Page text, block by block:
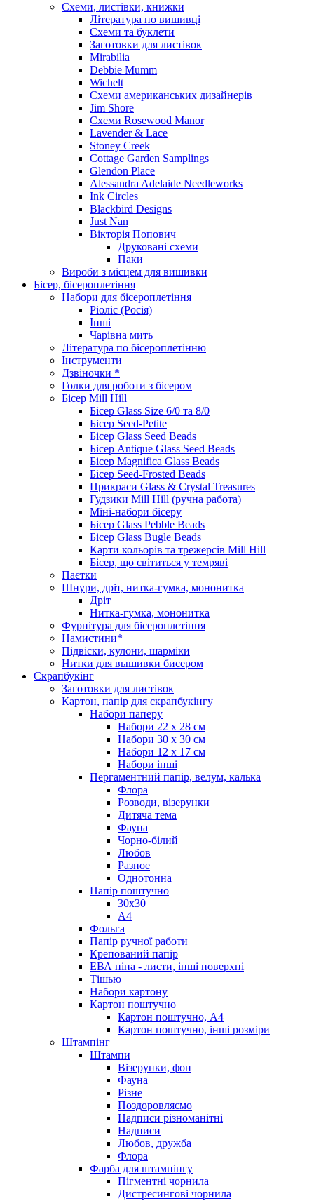
Схеми, листівки, книжки
Література по вишивці
Схеми та буклети
Заготовки для листівок
Mirabilia
Debbie Mumm
Wichelt
Схеми американських дизайнерів
Jim Shore
Cхеми Rosewood Manor
Lavender & Lace
Stoney Creek
Cottage Garden Samplings
Glendon Place
Alessandra Adelaide Needleworks
Ink Circles
Blackbird Designs
Just Nan
Вікторія Попович
Друковані схеми
Паки
Вироби з місцем для вишивки
Бісер, бісероплетіння
Набори для бісероплетіння
Ріоліс (Росія)
Інші
Чарівна мить
Література по бісероплетінню
Інструменти
Дзвіночки *
Голки для роботи з бісером
Бісер Mill Hill
Бісер Glass Size 6/0 та 8/0
Бісер Seed-Petite
Бісер Glass Seed Beads
Бісер Antique Glass Seed Beads
Бісер Magnifica Glass Beads
Бісер Seed-Frosted Beads
Прикраси Glass & Crystal Treasures
Гудзики Mill Hill (ручна работа)
Міні-набори бісеру
Бісер Glass Pebble Beads
Бісер Glass Bugle Beads
Карти кольорів та трежерсів Mill Hill
Бісер, що світиться у темряві
Паєтки
Шнури, дріт, нитка-гумка, мононитка
Дріт
Нитка-гумка, мононитка
Фурнітура для бісероплетіння
Намистини*
Підвіски, кулони, шарміки
Нитки для вышивки бисером
Скрапбукінг
Заготовки для листівок
Картон, папір для скрапбукінгу
Набори паперу
Набори 22 х 28 см
Набори 30 х 30 см
Набори 12 х 17 см
Набори інші
Пергаментний папір, велум, калька
Флора
Розводи, візерунки
Дитяча тема
Фауна
Чорно-білий
Любов
Разное
Однотонна
Папір поштучно
30х30
А4
Фольга
Папір ручної работи
Крепований папір
ЕВА піна - листи, інші поверхні
Тішью
Набори картону
Картон поштучно
Картон поштучно, А4
Картон поштучно, інші розміри
Штампінг
Штампи
Візерунки, фон
Фауна
Різне
Поздоровляємо
Надписи різноманітні
Надписи
Любов, дружба
Флора
Фарба для штампінгу
Пігментні чорнила
Дистресингові чорнила